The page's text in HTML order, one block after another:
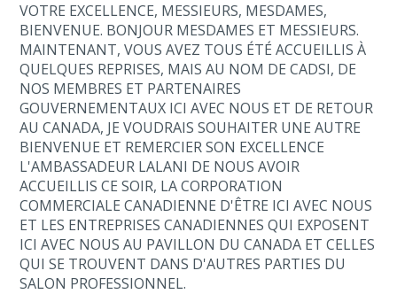
VOTRE EXCELLENCE, MESSIEURS, MESDAMES,
BIENVENUE. BONJOUR MESDAMES ET MESSIEURS.
MAINTENANT, VOUS AVEZ TOUS ÉTÉ ACCUEILLIS À
QUELQUES REPRISES, MAIS AU NOM DE CADSI, DE
NOS MEMBRES ET PARTENAIRES
GOUVERNEMENTAUX ICI AVEC NOUS ET DE RETOUR
AU CANADA, JE VOUDRAIS SOUHAITER UNE AUTRE
BIENVENUE ET REMERCIER SON EXCELLENCE
L'AMBASSADEUR LALANI DE NOUS AVOIR
ACCUEILLIS CE SOIR, LA CORPORATION
COMMERCIALE CANADIENNE D'ÊTRE ICI AVEC NOUS
ET LES ENTREPRISES CANADIENNES QUI EXPOSENT
ICI AVEC NOUS AU PAVILLON DU CANADA ET CELLES
QUI SE TROUVENT DANS D'AUTRES PARTIES DU
SALON PROFESSIONNEL.